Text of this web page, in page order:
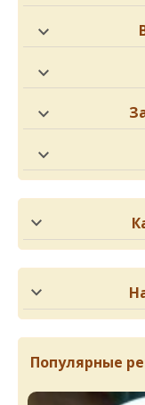
Популярные